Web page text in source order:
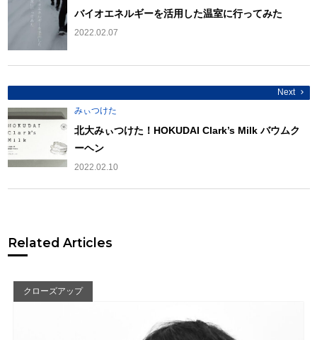
ン
バイオエネルギーを活用した温室に行ってみた
2022.02.07
Next
みぃつけた
北大みぃつけた！HOKUDAI Clark’s Milk バウムク
ーヘン
2022.02.10
Related Articles
クローズアップ